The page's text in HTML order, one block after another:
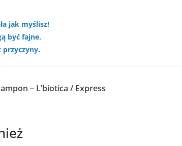
jak myślisz!
być fajne.
przyczyny.
– L’biotica / Express